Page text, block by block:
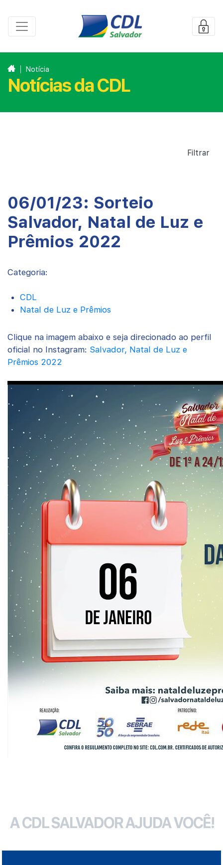
Notícia
Notícias da CDL
Filtrar
06/01/23: Sorteio
Salvador, Natal de Luz e
Prêmios 2022
Categoria:
CDL
Natal de Luz e Prêmios
Clique na imagem abaixo e seja direcionado ao perfil
oficial no Instagram: Salvador, Natal de Luz e
Prêmios 2022
A CDL SALVADOR AJUDA VOCÊ!